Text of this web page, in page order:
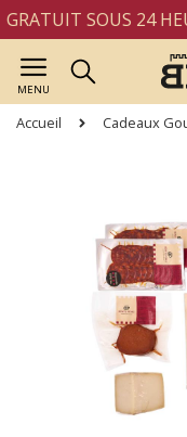
SOUS 24
MENU
Accueil Cadeaux